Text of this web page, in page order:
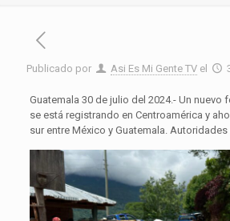
Publicado por Asi Es Mi Gente TV el
Guatemala 30 de julio del 2024.- Un nuevo
se está registrando en Centroamérica y
sur entre México y Guatemala. Autoridades